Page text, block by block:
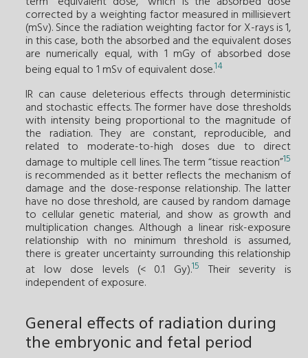
corrected by a weighting factor measured in millisievert
(mSv). Since the radiation weighting factor for X-rays is 1,
in this case, both the absorbed and the equivalent doses
are numerically equal, with 1 mGy of absorbed dose
being equal to 1 mSv of equivalent dose.14
IR can cause deleterious effects through deterministic
and stochastic effects. The former have dose thresholds
with intensity being proportional to the magnitude of
the radiation. They are constant, reproducible, and
related to moderate-to-high doses due to direct
damage to multiple cell lines. The term “tissue reaction”15
is recommended as it better reflects the mechanism of
damage and the dose-response relationship. The latter
have no dose threshold, are caused by random damage
to cellular genetic material, and show as growth and
multiplication changes. Although a linear risk-exposure
relationship with no minimum threshold is assumed,
there is greater uncertainty surrounding this relationship
at low dose levels (< 0.1 Gy).15 Their severity is
independent of exposure.
General effects of radiation during
the embryonic and fetal period